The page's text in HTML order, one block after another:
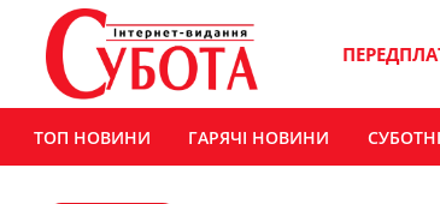
ТОП НОВИНИ ГАРЯЧІ НОВИНИ